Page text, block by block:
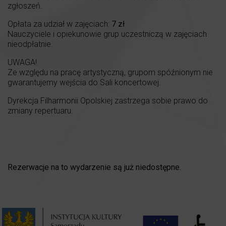
zgłoszeń.
Opłata za udział w zajęciach: 7 zł
Nauczyciele i opiekunowie grup uczestniczą w zajęciach
nieodpłatnie.
UWAGA!
Ze względu na pracę artystyczną, grupom spóźnionym nie
gwarantujemy wejścia do Sali koncertowej.
Dyrekcja Filharmonii Opolskiej zastrzega sobie prawo do
zmiany repertuaru.
Rezerwacje na to wydarzenie są już niedostępne.